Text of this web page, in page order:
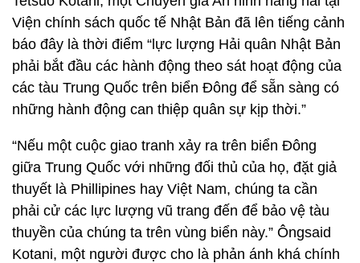
Viện chính sách quốc tế Nhật Bản đã lên tiếng cảnh
báo đây là thời điểm “lực lượng Hải quân Nhật Bản
phải bắt đầu các hành động theo sát hoạt động của
các tàu Trung Quốc trên biển Đông để sẵn sàng có
những hành động can thiệp quân sự kịp thời.”
“Nếu một cuộc giao tranh xảy ra trên biển Đông
giữa Trung Quốc với những đối thủ của họ, đặt giả
thuyết là Phillipines hay Việt Nam, chúng ta cần
phải cử các lực lượng vũ trang đến để bảo vệ tàu
thuyền của chúng ta trên vùng biển này.” Ôngsaid
Kotani, một người được cho là phản ánh khá chính